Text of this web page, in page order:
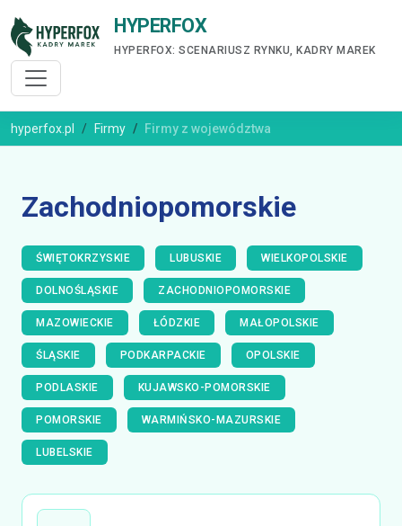
HYPERFOX
HYPERFOX: SCENARIUSZ RYNKU, KADRY MAREK
hyperfox.pl Firmy Firmy z województwa
Zachodniopomorskie
ŚWIĘTOKRZYSKIE LUBUSKIE WIELKOPOLSKIE
DOLNOŚLĄSKIE ZACHODNIOPOMORSKIE
MAZOWIECKIE ŁÓDZKIE MAŁOPOLSKIE
ŚLĄSKIE PODKARPACKIE OPOLSKIE
PODLASKIE KUJAWSKO-POMORSKIE
POMORSKIE WARMIŃSKO-MAZURSKIE
LUBELSKIE